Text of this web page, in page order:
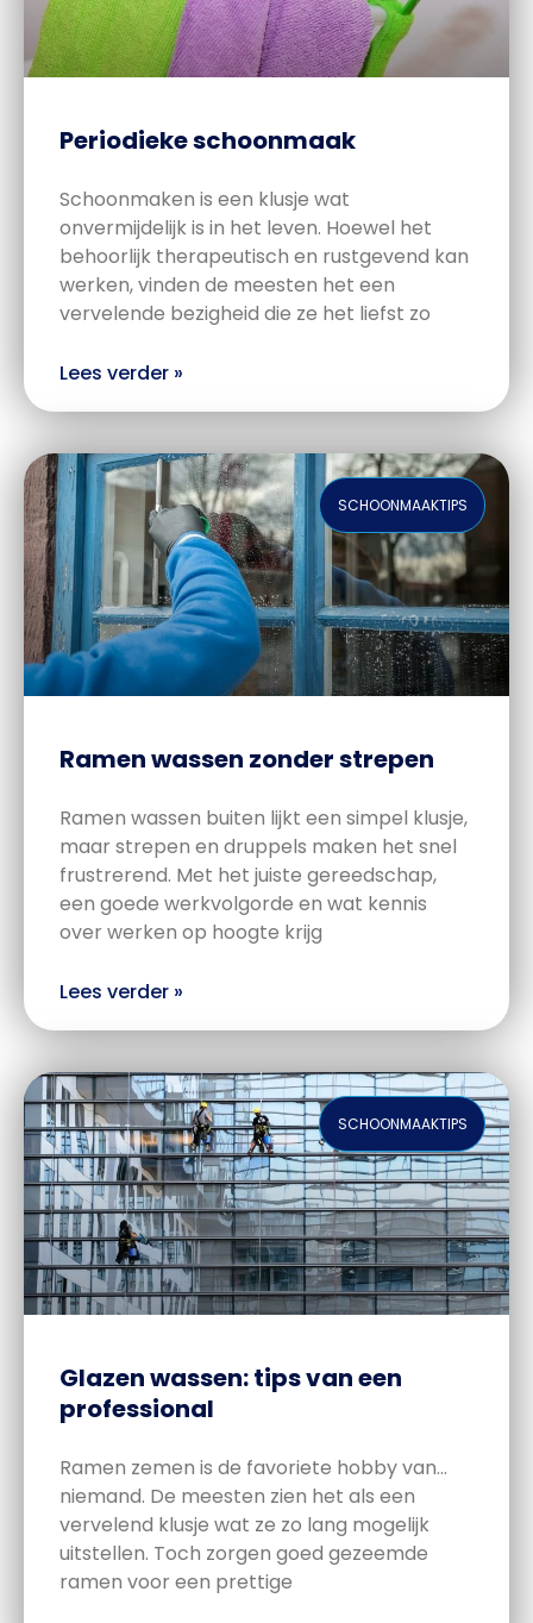
Periodieke schoonmaak
Schoonmaken is een klusje wat
onvermijdelijk is in het leven. Hoewel het
behoorlijk therapeutisch en rustgevend kan
werken, vinden de meesten het een
vervelende bezigheid die ze het liefst zo
Lees verder »
SCHOONMAAKTIPS
Ramen wassen zonder strepen
Ramen wassen buiten lijkt een simpel klusje,
maar strepen en druppels maken het snel
frustrerend. Met het juiste gereedschap,
een goede werkvolgorde en wat kennis
over werken op hoogte krijg
Lees verder »
SCHOONMAAKTIPS
Glazen wassen: tips van een
professional
Ramen zemen is de favoriete hobby van…
niemand. De meesten zien het als een
vervelend klusje wat ze zo lang mogelijk
uitstellen. Toch zorgen goed gezeemde
ramen voor een prettige